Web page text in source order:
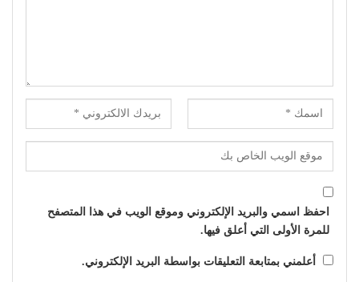
احفظ اسمي والبريد الإلكتروني وموقع الويب في هذا المتصفح
للمرة الأولى التي أعلق فيها.
أعلمني بمتابعة التعليقات بواسطة البريد الإلكتروني.